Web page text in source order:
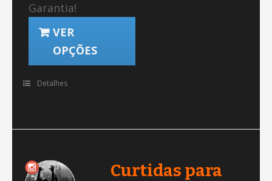
Garantia!
VER
OPÇÕES
Detalhes
Curtidas para